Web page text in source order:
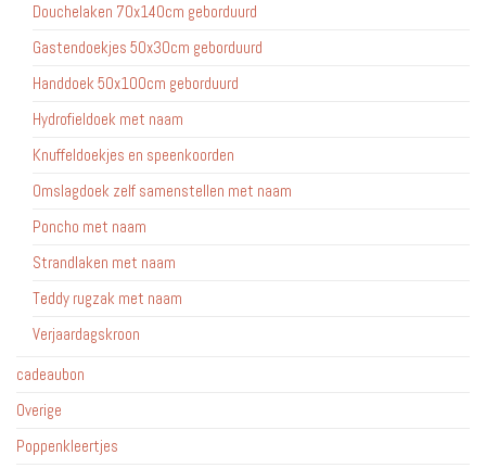
Douchelaken 70x140cm geborduurd
Gastendoekjes 50x30cm geborduurd
Handdoek 50x100cm geborduurd
Hydrofieldoek met naam
Knuffeldoekjes en speenkoorden
Omslagdoek zelf samenstellen met naam
Poncho met naam
Strandlaken met naam
Teddy rugzak met naam
Verjaardagskroon
cadeaubon
Overige
Poppenkleertjes